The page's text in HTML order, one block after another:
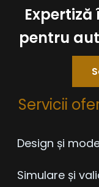
pentru
Servicii
Design și
Simulare și